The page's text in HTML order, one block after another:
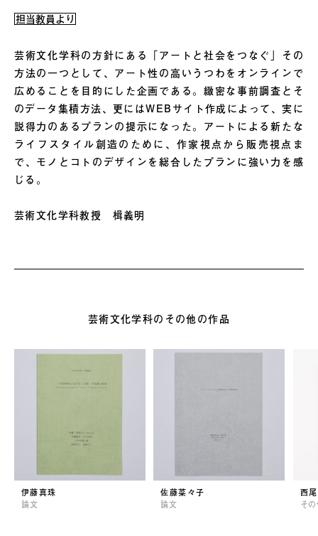
担当教員より
芸術文化学科の方針にある「アートと社会をつなぐ」その
方法の一つとして、アート性の高いうつわをオンラインで
広めることを目的にした企画である。緻密な事前調査とそ
のデータ集積方法、更にはWEBサイト作成によって、実に
説得力のあるプランの提示になった。アートによる新たな
ライフスタイル創造のために、作家視点から販売視点ま
で、モノとコトのデザインを総合したプランに強い力を感
じる。
芸術文化学科教授 楫義明
芸術文化学科のその他の作品
伊藤真珠
論文
佐藤菜々子
論文
西
そ